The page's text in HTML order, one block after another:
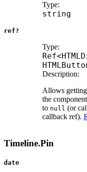
Type:
string
ref?
Type:
Ref<
Description:
Allows
the
to null (or
callback ref).
Timeline.Pin
date